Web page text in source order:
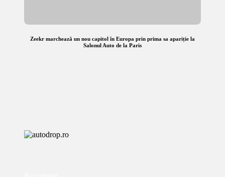
Zeekr marchează un nou capitol în Europa prin prima sa apariție la
Salonul Auto de la Paris